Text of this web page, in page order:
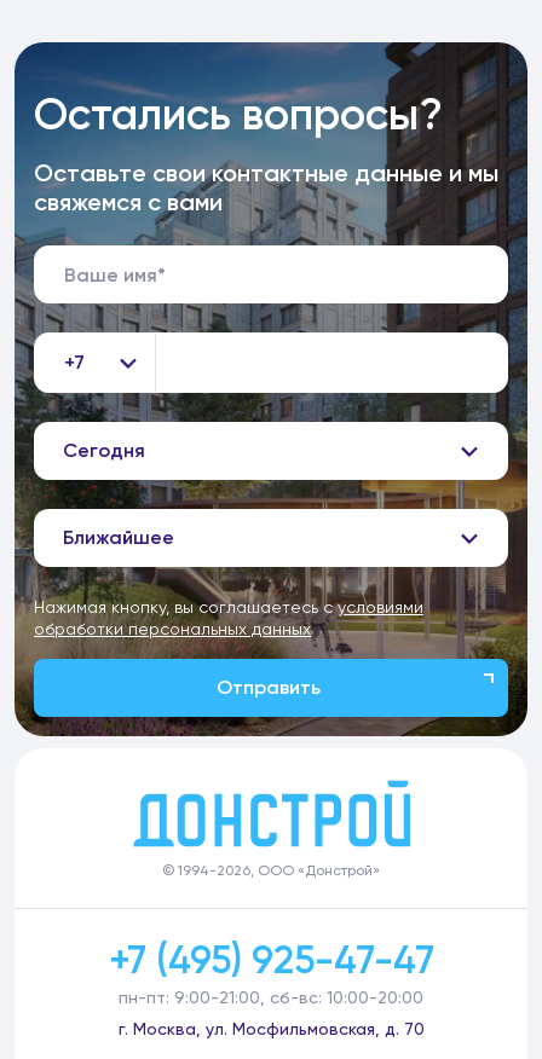
Остались вопросы?
Оставьте свои контактные данные и мы
свяжемся с вами
+7
Сегодня
Ближайшее
Нажимая кнопку, вы соглашаетесь сусловиями
обработки персональных данных
Отправить
© 1994-2026, ООО «Донстрой»
+7 (495) 925-47-47
пн-пт: 9:00-21:00, сб-вс: 10:00-20:00
г. Москва, ул. Мосфильмовская, д. 70